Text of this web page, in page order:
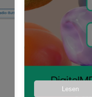
Lesen